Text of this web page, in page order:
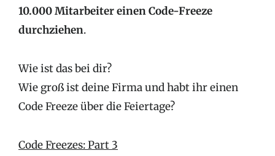
10.000 Mitarbeiter einen Code-Freeze
durchziehen.
Wie ist das bei dir?
Wie groß ist deine Firma und habt ihr einen
Code Freeze über die Feiertage?
Code Freezes: Part 3